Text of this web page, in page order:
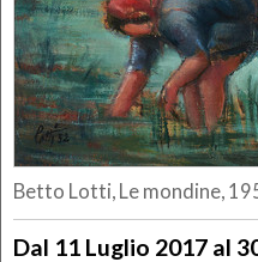
Betto Lotti, Le mondine,
Dal 11 Luglio 2017 al